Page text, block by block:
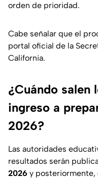
orden de prioridad.
Cabe señalar que el
portal oficial de la
California.
¿Cuándo salen
ingreso a
2026?
Las autoridades
resultados serán
2026 y posteriormente,